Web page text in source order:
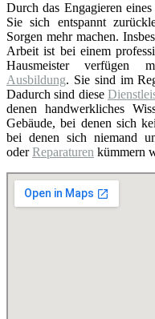
Durch das Engagieren eines
Sie sich entspannt
Sorgen mehr machen.
Arbeit ist bei einem
Hausmeister verfügen
Ausbildung. Sie sind im
Dadurch sind diese
denen handwerkliches
Gebäude, bei denen sich
bei denen sich niemand
oderReparaturen kümmern